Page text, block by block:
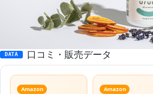
DATA 口コミ・販売データ
Amazon Amazon